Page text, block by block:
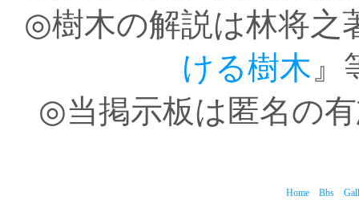
◎樹木の解説は林将之
ける樹木』
◎当掲示板は匿名の
Home Bbs